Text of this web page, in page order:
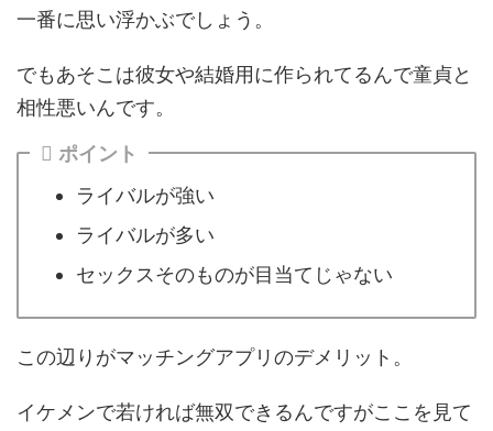
一番に思い浮かぶでしょう。
でもあそこは彼女や結婚用に作られてるんで童貞と
相性悪いんです。
ポイント
ライバルが強い
ライバルが多い
セックスそのものが目当てじゃない
この辺りがマッチングアプリのデメリット。
イケメンで若ければ無双できるんですがここを見て